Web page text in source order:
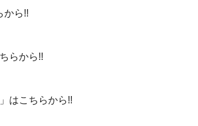
から!!
らから!!
はこちらから!!